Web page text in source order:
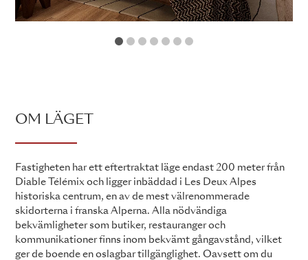
1 2 3 4
OM LÄGET
Fastigheten har ett eftertraktat läge endast 200 meter från
Diable Télémix och ligger inbäddad i Les Deux Alpes
historiska centrum, en av de mest välrenommerade
skidorterna i franska Alperna. Alla nödvändiga
bekvämligheter som butiker, restauranger och
kommunikationer finns inom bekvämt gångavstånd, vilket
ger de boende en oslagbar tillgänglighet. Oavsett om du